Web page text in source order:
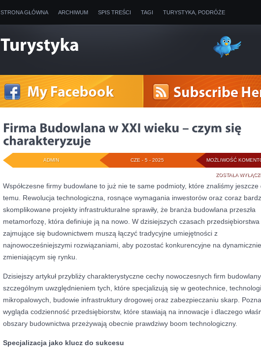
STRONA GŁÓWNA ARCHIWUM SPIS TREŚCI TAGI TURYSTYKA, PODRÓŻE
MOŻLIWOŚĆ
ZOSTAŁA
CZE - 5 - 2025
ADMIN
Współczesne firmy budowlane to już nie te same podmioty, które znaliśmy jeszcze
temu. Rewolucja technologiczna, rosnące wymagania inwestorów oraz coraz
skomplikowane projekty infrastrukturalne sprawiły, że branża budowlana przeszła
metamorfozę, która definiuje ją na nowo. W dzisiejszych czasach przedsiębiorstwa
zajmujące się budownictwem muszą łączyć tradycyjne umiejętności z
najnowocześniejszymi rozwiązaniami, aby pozostać konkurencyjne na dynamicznie
zmieniającym się rynku.
Dzisiejszy artykuł przybliży charakterystyczne cechy nowoczesnych firm
szczególnym uwzględnieniem tych, które specjalizują się w geotechnice,
mikropalowych, budowie infrastruktury drogowej oraz zabezpieczaniu skarp.
wygląda codzienność przedsiębiorstw, które stawiają na innowacje i dlaczego
obszary budownictwa przeżywają obecnie prawdziwy boom technologiczny.
Specjalizacja jako klucz do sukcesu